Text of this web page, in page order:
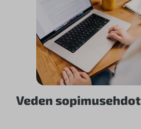
Veden sopimusehdot